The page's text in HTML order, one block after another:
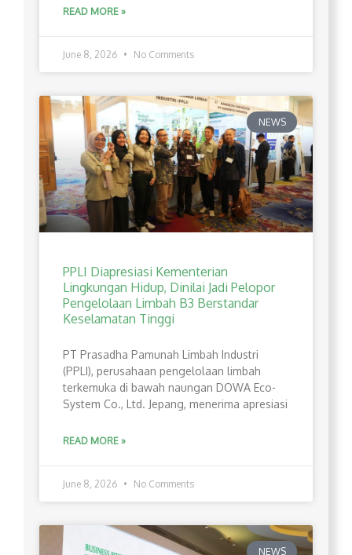
READ MORE »
June 8, 2026 No Comments
NEWS
PPLI Diapresiasi Kementerian
Lingkungan Hidup, Dinilai Jadi Pelopor
Pengelolaan Limbah B3 Berstandar
Keselamatan Tinggi
PT Prasadha Pamunah Limbah Industri
(PPLI), perusahaan pengelolaan limbah
terkemuka di bawah naungan DOWA Eco-
System Co., Ltd. Jepang, menerima apresiasi
READ MORE »
June 8, 2026 No Comments
NEWS